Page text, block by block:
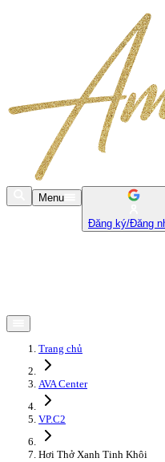
Menu
Đăng ký/Đăng
Trang chủ
AVA Center
VP.C2
Hơi Thở Xanh Tinh Khôi